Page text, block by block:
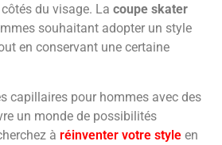
du visage. La coupe skater
souhaitant adopter un style
en conservant une certaine
capillaires pour hommes avec des
un monde de possibilités
à réinventer votre style en